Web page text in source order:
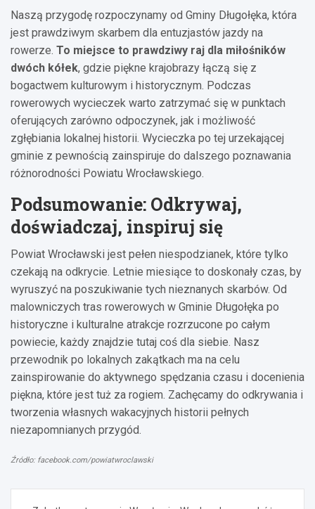
Naszą przygodę rozpoczynamy od Gminy Długołęka, która
jest prawdziwym skarbem dla entuzjastów jazdy na
rowerze. To miejsce to prawdziwy raj dla miłośników
dwóch kółek, gdzie piękne krajobrazy łączą się z
bogactwem kulturowym i historycznym. Podczas
rowerowych wycieczek warto zatrzymać się w punktach
oferujących zarówno odpoczynek, jak i możliwość
zgłębiania lokalnej historii. Wycieczka po tej urzekającej
gminie z pewnością zainspiruje do dalszego poznawania
różnorodności Powiatu Wrocławskiego.
Podsumowanie: Odkrywaj,
doświadczaj, inspiruj się
Powiat Wrocławski jest pełen niespodzianek, które tylko
czekają na odkrycie. Letnie miesiące to doskonały czas, by
wyruszyć na poszukiwanie tych nieznanych skarbów. Od
malowniczych tras rowerowych w Gminie Długołęka po
historyczne i kulturalne atrakcje rozrzucone po całym
powiecie, każdy znajdzie tutaj coś dla siebie. Nasz
przewodnik po lokalnych zakątkach ma na celu
zainspirowanie do aktywnego spędzania czasu i docenienia
piękna, które jest tuż za rogiem. Zachęcamy do odkrywania i
tworzenia własnych wakacyjnych historii pełnych
niezapomnianych przygód.
Źródło: facebook.com/powiatwroclawski